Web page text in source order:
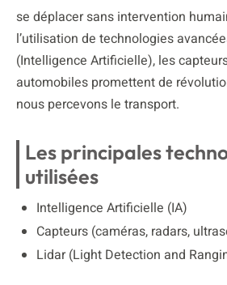
se déplacer sans intervention
l’utilisation de technologies
(Intelligence Artificielle), les
automobiles promettent de
nous percevons le transport.
Les principales
utilisées
Intelligence Artificielle (IA)
Capteurs (caméras, radars,
Lidar (Light Detection and